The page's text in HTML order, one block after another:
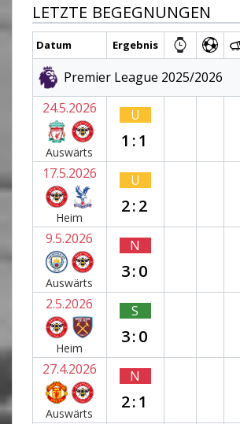
LETZTE BEGEGNUNGEN
Datum Ergebnis
Premier League 2025/2026
24.5.2026
Auswärts
U
1:1
17.5.2026
Heim
U
2:2
9.5.2026
Auswärts
N
3:0
2.5.2026
Heim
S
3:0
27.4.2026
Auswärts
N
2:1